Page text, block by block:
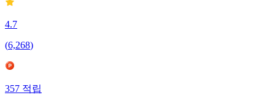
4.7
(6,268)
357적립